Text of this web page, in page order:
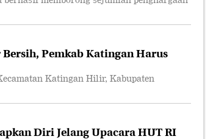
Pemkab Katingan Harus
Katingan Hilir, Kabupaten
Diri Jelang Upacara HUT RI